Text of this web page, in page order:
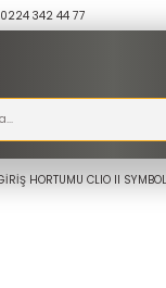
0224 342 44 77